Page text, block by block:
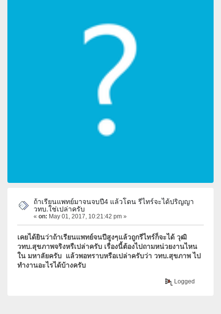
ถ้าเรียนแพทย์มาจนจบปี4 แล้วโดน รีไทร์จะได้ปริญญา
วทบ.ใช่เปล่าครับ
« on: May 01, 2017, 10:21:42 pm »
เคยได้ยินว่าถ้าเรียนแพทย์จนปีสูงๆแล้วถูกรีไทร์ก็จะได้ วุฒิ
วทบ.สุขภาพจริงหรืเปล่าครับ เรื่องนี้ต้องไปถามหน่วยงานไหน
ใน มหาลัยครับ แล้วพอทราบหรือเปล่าครับว่า วทบ.สุขภาพ ไป
ทำงานอะไรได้บ้างครับ
Logged